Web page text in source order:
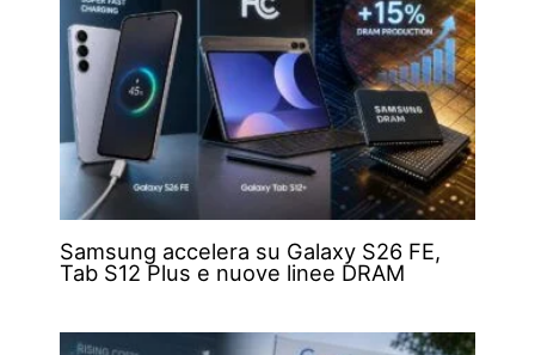
Samsung accelera su Galaxy S26 FE,
Tab S12 Plus e nuove linee DRAM